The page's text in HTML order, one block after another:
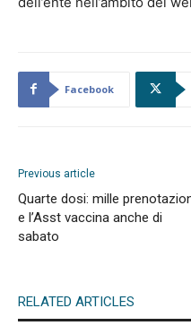
Facebook
Previous article
Quarte dosi: mille
e l’Asst vaccina anche di
sabato
RELATED ARTICLES